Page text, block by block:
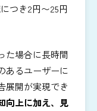
つき2円〜25円
た場合に長時間
あるユーザーに
展開が実現でき
向上に加え、見